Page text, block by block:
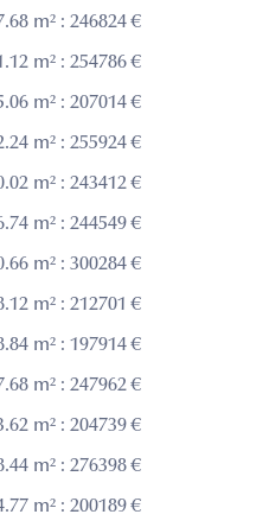
m² : 246824 €
m² : 254786 €
m² : 207014 €
m² : 255924 €
m² : 243412 €
m² : 244549 €
m² : 300284 €
m² : 212701 €
m² : 197914 €
m² : 247962 €
m² : 204739 €
m² : 276398 €
m² : 200189 €